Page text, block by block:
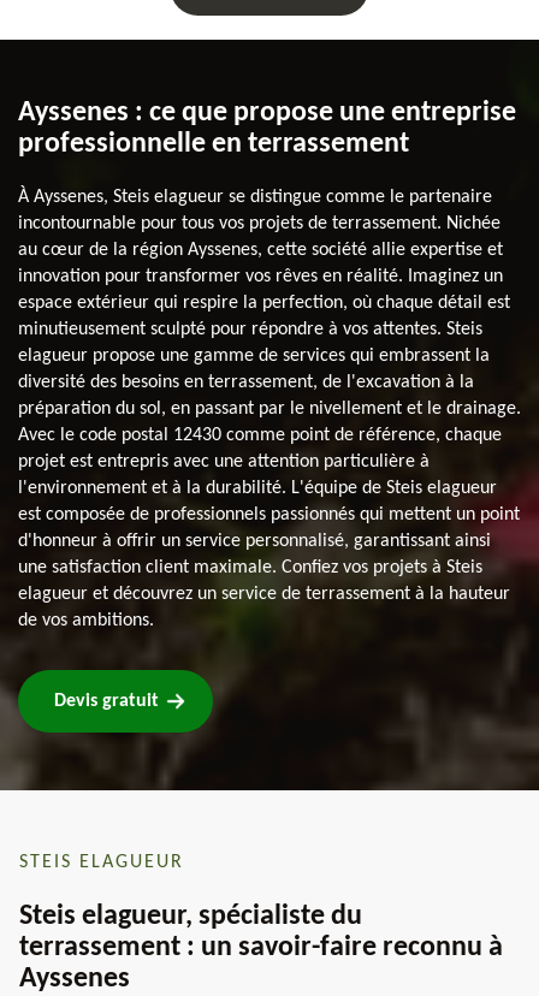
Ayssenes : ce que propose une entreprise
professionnelle en terrassement
À Ayssenes, Steis elagueur se distingue comme le partenaire
incontournable pour tous vos projets de terrassement. Nichée
au cœur de la région Ayssenes, cette société allie expertise et
innovation pour transformer vos rêves en réalité. Imaginez un
espace extérieur qui respire la perfection, où chaque détail est
minutieusement sculpté pour répondre à vos attentes. Steis
elagueur propose une gamme de services qui embrassent la
diversité des besoins en terrassement, de l'excavation à la
préparation du sol, en passant par le nivellement et le drainage.
Avec le code postal 12430 comme point de référence, chaque
projet est entrepris avec une attention particulière à
l'environnement et à la durabilité. L'équipe de Steis elagueur
est composée de professionnels passionnés qui mettent un point
d'honneur à offrir un service personnalisé, garantissant ainsi
une satisfaction client maximale. Confiez vos projets à Steis
elagueur et découvrez un service de terrassement à la hauteur
de vos ambitions.
Devis gratuit
STEIS ELAGUEUR
Steis elagueur, spécialiste du
terrassement : un savoir-faire reconnu à
Ayssenes